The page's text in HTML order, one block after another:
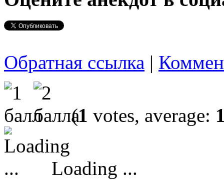
Обратная ссылка |
(1 votes, average:
Loading ...